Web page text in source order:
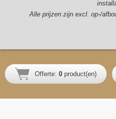
Alle prijzen zijn excl. op-/
Offerte: 0 product(en)